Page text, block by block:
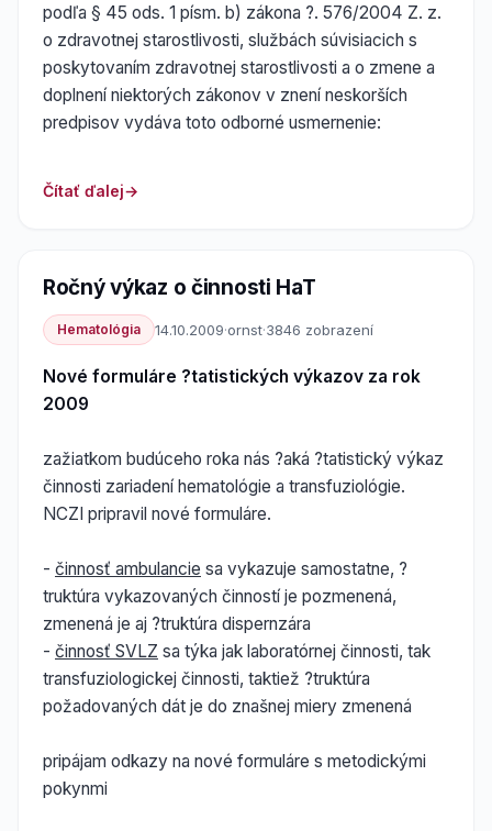
podľa § 45 ods. 1 písm. b) zákona ?. 576/2004 Z. z.
o zdravotnej starostlivosti, službách súvisiacich s
poskytovaním zdravotnej starostlivosti a o zmene a
doplnení niektorých zákonov v znení neskorších
predpisov vydáva toto odborné usmernenie:
Čítať ďalej
Ročný výkaz o činnosti HaT
Hematológia 14.10.2009·ornst·3846 zobrazení
Nové formuláre ?tatistických výkazov za rok
2009
zažiatkom budúceho roka nás ?aká ?tatistický výkaz
činnosti zariadení hematológie a transfuziológie.
NCZI pripravil nové formuláre.
- činnosť ambulancie sa vykazuje samostatne, ?
truktúra vykazovaných činností je pozmenená,
zmenená je aj ?truktúra dispernzára
- činnosť SVLZ sa týka jak laboratórnej činnosti, tak
transfuziologickej činnosti, taktiež ?truktúra
požadovaných dát je do znašnej miery zmenená
pripájam odkazy na nové formuláre s metodickými
pokynmi